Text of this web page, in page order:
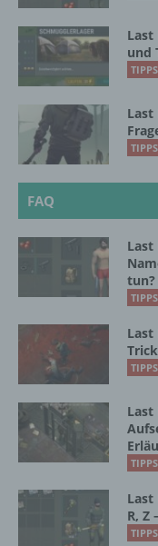
Last
und
Last
FAQ
Last
tun?
Last
Last
Last
R, Z
Cookies /
Die Internetseiten
genannte
SessionStorage.
machen. Local
eine Technologie,
auf Ihrem
abspeichert.
über einen
Computersystem
werden. Sie
LocalStorage
entsprechende
Zahlreiche
Cookies. Viele
Cookie-ID. Eine
Kennung des
Zeichenfolge,
Server dem
werden können,
wurde. Dies
Internetseiten
Browser der
zu